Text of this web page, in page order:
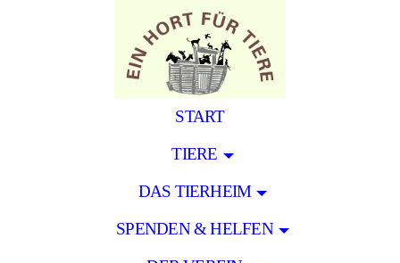
START
TIERE
DAS TIERHEIM
SPENDEN & HELFEN